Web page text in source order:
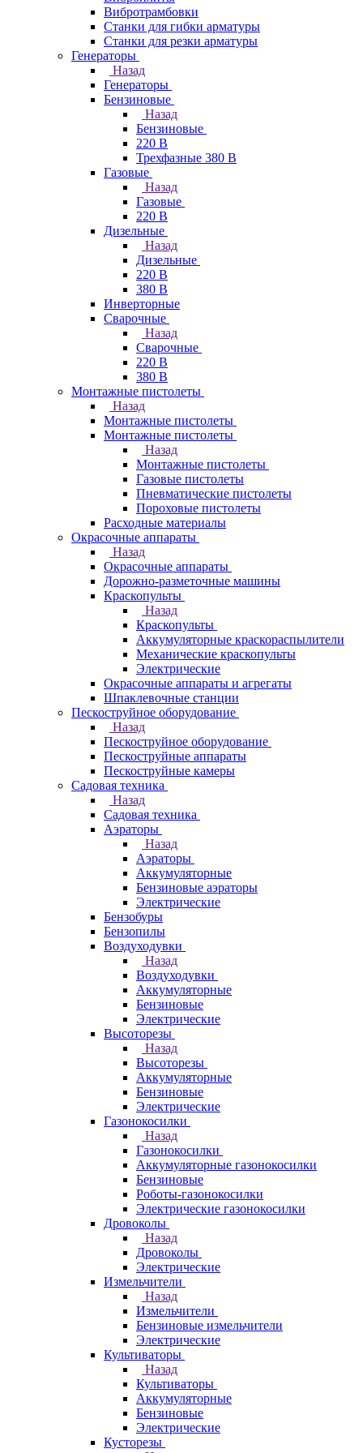
Вибротрамбовки
Станки для гибки арматуры
Станки для резки арматуры
Генераторы
Назад
Генераторы
Бензиновые
Назад
Бензиновые
220 В
Трехфазные 380 В
Газовые
Назад
Газовые
220 В
Дизельные
Назад
Дизельные
220 В
380 В
Инверторные
Сварочные
Назад
Сварочные
220 В
380 В
Монтажные пистолеты
Назад
Монтажные пистолеты
Монтажные пистолеты
Назад
Монтажные пистолеты
Газовые пистолеты
Пневматические пистолеты
Пороховые пистолеты
Расходные материалы
Окрасочные аппараты
Назад
Окрасочные аппараты
Дорожно-разметочные машины
Краскопульты
Назад
Краскопульты
Аккумуляторные краскораспылители
Механические краскопульты
Электрические
Окрасочные аппараты и агрегаты
Шпаклевочные станции
Пескоструйное оборудование
Назад
Пескоструйное оборудование
Пескоструйные аппараты
Пескоструйные камеры
Садовая техника
Назад
Садовая техника
Аэраторы
Назад
Аэраторы
Аккумуляторные
Бензиновые аэраторы
Электрические
Бензобуры
Бензопилы
Воздуходувки
Назад
Воздуходувки
Аккумуляторные
Бензиновые
Электрические
Высоторезы
Назад
Высоторезы
Аккумуляторные
Бензиновые
Электрические
Газонокосилки
Назад
Газонокосилки
Аккумуляторные газонокосилки
Бензиновые
Роботы-газонокосилки
Электрические газонокосилки
Дровоколы
Назад
Дровоколы
Электрические
Измельчители
Назад
Измельчители
Бензиновые измельчители
Электрические
Культиваторы
Назад
Культиваторы
Аккумуляторные
Бензиновые
Электрические
Кусторезы